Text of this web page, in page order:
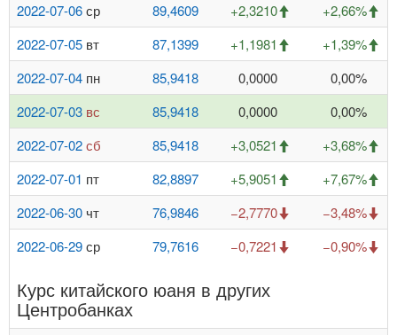
2022-07-06ср 89,4609 +2,3210
+2,66%
2022-07-05 вт 87,1399 +1,1981
+1,39%
2022-07-04 пн 85,9418 0,0000
0,00%
2022-07-03 вс 85,9418 0,0000
0,00%
2022-07-02сб 85,9418 +3,0521
+3,68%
2022-07-01 пт 82,8897 +5,9051
+7,67%
2022-06-30 чт 76,9846 −2,7770
−3,48%
2022-06-29ср 79,7616 −0,7221 −0,90%
Курс китайского юаня в других
Центробанках